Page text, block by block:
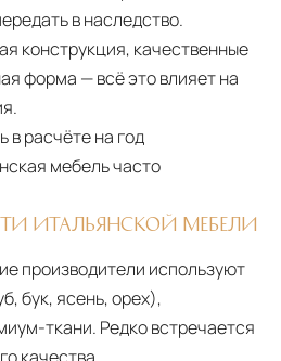
в наследство.
конструкция, качественные
форма — всё это влияет на
в расчёте на год
мебель часто
ИТАЛЬЯНСКОЙ МЕБЕЛИ
производители используют
бук, ясень, орех),
ткани. Редко встречается